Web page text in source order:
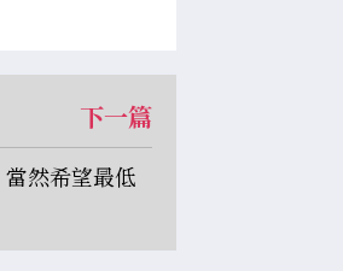
下一篇
然希望最低